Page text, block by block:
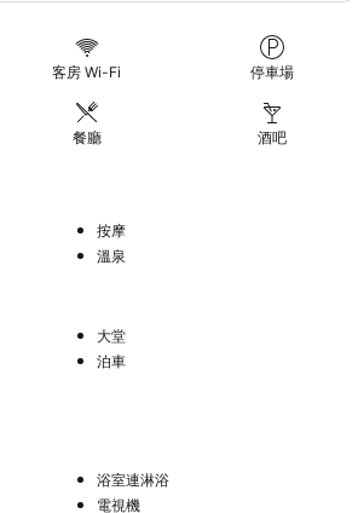
客房 Wi-Fi 停車場
餐廳 酒吧
按摩
溫泉
大堂
泊車
浴室連淋浴
電視機